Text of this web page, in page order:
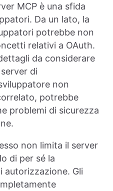
MCP è una sfida
Da un lato, la
potrebbe non
relativi a OAuth.
da considerare
di
non
potrebbe
problemi di sicurezza
non limita il server
di per sé la
autorizzazione. Gli